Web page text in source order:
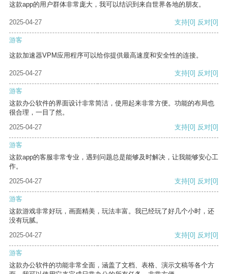
这款app的用户群体非常庞大，我可以结识到来自世界各地的朋友。
2025-04-27 支持[0] 反对[0]
游客
这款加速器VPM应用程序可以给你提供最高速度和安全性的连接。
2025-04-27 支持[0] 反对[0]
游客
这款办公软件的界面设计非常简洁，使用起来非常方便。功能的布局也
很合理，一目了然。
2025-04-27
支持[0] 反对[0]
游客
这款app的客服非常专业，遇到问题总是能够及时解决，让我能够安心工
作。
2025-04-27
支持[0] 反对[0]
游客
这款游戏非常好玩，画面精美，玩法丰富。我已经玩了好几个小时，还
没有玩腻。
2025-04-27
支持[0] 反对[0]
游客
这款办公软件的功能非常全面，涵盖了文档、表格、演示文稿等各个方